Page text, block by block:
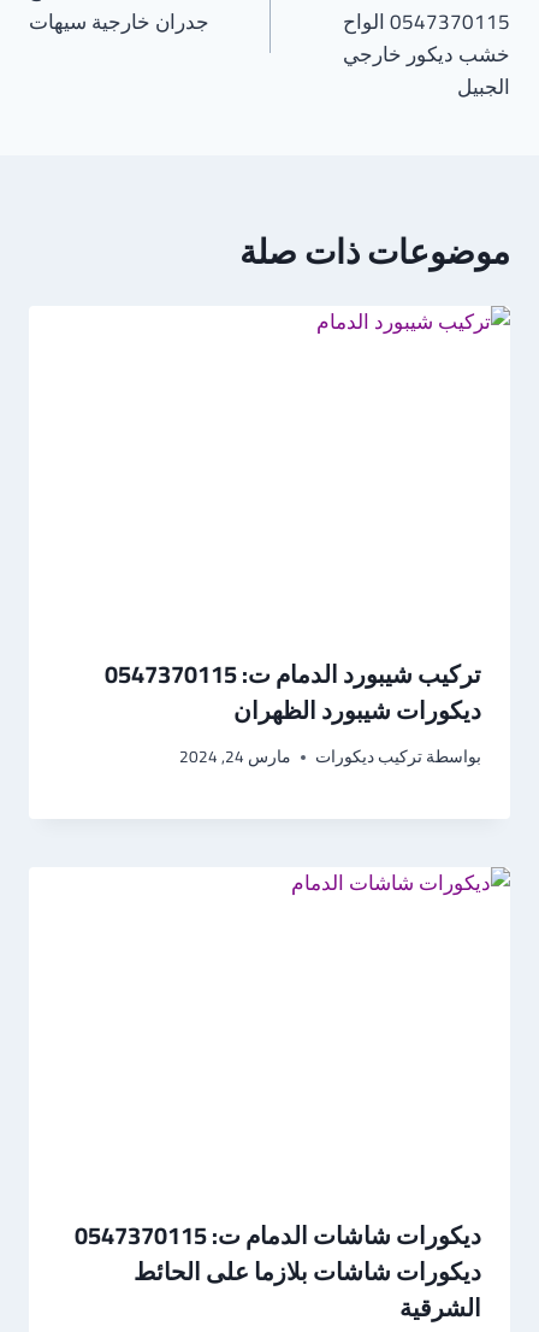
0547370115 الواح
خشب ديكور خارجي
الجبيل
جدران خارجية سيهات
موضوعات ذات صلة
تركيب شيبورد الدمام ت: 0547370115
ديكورات شيبورد الظهران
بواسطةتركيب ديكورات مارس 24, 2024
ديكورات شاشات الدمام ت: 0547370115
ديكورات شاشات بلازما على الحائط
الشرقية